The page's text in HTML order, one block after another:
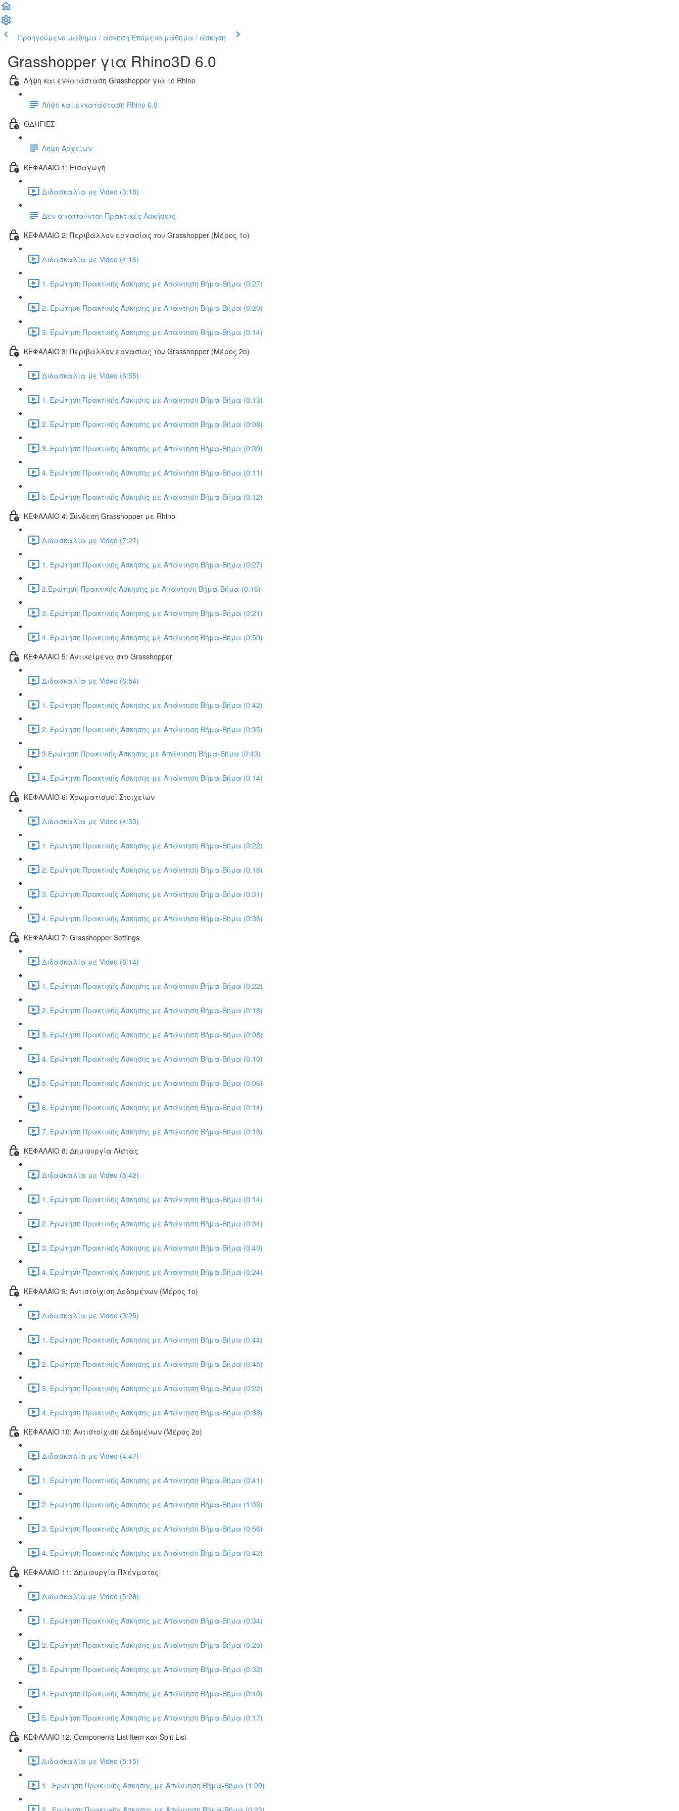
Προηγούμενο μάθημα / άσκηση Επόμενο μάθημα / άσκηση
Grasshopper για Rhino3D 6.0
Λήψη και εγκατάσταση Grasshopper για το Rhino
Λήψη και εγκατάσταση Rhino 6.0
ΟΔΗΓΙΕΣ
Λήψη Αρχείων
ΚΕΦΑΛΑΙΟ 1: Εισαγωγή
Διδασκαλία με Video (3:18)
Δεν απαιτούνται Πρακτικές Ασκήσεις
ΚΕΦΑΛΑΙΟ 2: Περιβάλλον εργασίας του Grasshopper (Μέρος 1ο)
Διδασκαλία με Video (4:16)
1. Ερώτηση Πρακτικής Άσκησης με Απάντηση Βήμα-Βήμα (0:27)
2. Ερώτηση Πρακτικής Άσκησης με Απάντηση Βήμα-Βήμα (0:20)
3. Ερώτηση Πρακτικής Άσκησης με Απάντηση Βήμα-Βήμα (0:14)
ΚΕΦΑΛΑΙΟ 3: Περιβάλλον εργασίας του Grasshopper (Μέρος 2ο)
Διδασκαλία με Video (6:55)
1. Ερώτηση Πρακτικής Άσκησης με Απάντηση Βήμα-Βήμα (0:13)
2. Ερώτηση Πρακτικής Άσκησης με Απάντηση Βήμα-Βήμα (0:08)
3. Ερώτηση Πρακτικής Άσκησης με Απάντηση Βήμα-Βήμα (0:30)
4. Ερώτηση Πρακτικής Άσκησης με Απάντηση Βήμα-Βήμα (0:11)
5. Ερώτηση Πρακτικής Άσκησης με Απάντηση Βήμα-Βήμα (0:12)
ΚΕΦΑΛΑΙΟ 4: Σύνδεση Grasshopper με Rhino
Διδασκαλία με Video (7:27)
1. Ερώτηση Πρακτικής Άσκησης με Απάντηση Βήμα-Βήμα (0:27)
2.Ερώτηση Πρακτικής Άσκησης με Απάντηση Βήμα-Βήμα (0:16)
3. Ερώτηση Πρακτικής Άσκησης με Απάντηση Βήμα-Βήμα (0:21)
4. Ερώτηση Πρακτικής Άσκησης με Απάντηση Βήμα-Βήμα (0:50)
ΚΕΦΑΛΑΙΟ 5: Αντικείμενα στο Grasshopper
Διδασκαλία με Video (6:54)
1. Ερώτηση Πρακτικής Άσκησης με Απάντηση Βήμα-Βήμα (0:42)
2. Ερώτηση Πρακτικής Άσκησης με Απάντηση Βήμα-Βήμα (0:35)
3.Ερώτηση Πρακτικής Άσκησης με Απάντηση Βήμα-Βήμα (0:43)
4. Ερώτηση Πρακτικής Άσκησης με Απάντηση Βήμα-Βήμα (0:14)
ΚΕΦΑΛΑΙΟ 6: Χρωματισμοί Στοιχείων
Διδασκαλία με Video (4:33)
1. Ερώτηση Πρακτικής Άσκησης με Απάντηση Βήμα-Βήμα (0:22)
2. Ερώτηση Πρακτικής Άσκησης με Απάντηση Βήμα-Βήμα (0:18)
3. Ερώτηση Πρακτικής Άσκησης με Απάντηση Βήμα-Βήμα (0:31)
4. Ερώτηση Πρακτικής Άσκησης με Απάντηση Βήμα-Βήμα (0:36)
ΚΕΦΑΛΑΙΟ 7: Grasshopper Settings
Διδασκαλία με Video (6:14)
1. Ερώτηση Πρακτικής Άσκησης με Απάντηση Βήμα-Βήμα (0:22)
2. Ερώτηση Πρακτικής Άσκησης με Απάντηση Βήμα-Βήμα (0:18)
3. Ερώτηση Πρακτικής Άσκησης με Απάντηση Βήμα-Βήμα (0:08)
4. Ερώτηση Πρακτικής Άσκησης με Απάντηση Βήμα-Βήμα (0:10)
5. Ερώτηση Πρακτικής Άσκησης με Απάντηση Βήμα-Βήμα (0:06)
6. Ερώτηση Πρακτικής Άσκησης με Απάντηση Βήμα-Βήμα (0:14)
7. Ερώτηση Πρακτικής Άσκησης με Απάντηση Βήμα-Βήμα (0:16)
ΚΕΦΑΛΑΙΟ 8: Δημιουργία Λίστας
Διδασκαλία με Video (5:42)
1. Ερώτηση Πρακτικής Άσκησης με Απάντηση Βήμα-Βήμα (0:14)
2. Ερώτηση Πρακτικής Άσκησης με Απάντηση Βήμα-Βήμα (0:34)
3. Ερώτηση Πρακτικής Άσκησης με Απάντηση Βήμα-Βήμα (0:40)
4. Ερώτηση Πρακτικής Άσκησης με Απάντηση Βήμα-Βήμα (0:24)
ΚΕΦΑΛΑΙΟ 9: Αντιστοίχιση Δεδομένων (Μέρος 1ο)
Διδασκαλία με Video (3:25)
1. Ερώτηση Πρακτικής Άσκησης με Απάντηση Βήμα-Βήμα (0:44)
2. Ερώτηση Πρακτικής Άσκησης με Απάντηση Βήμα-Βήμα (0:45)
3. Ερώτηση Πρακτικής Άσκησης με Απάντηση Βήμα-Βήμα (0:22)
4. Ερώτηση Πρακτικής Άσκησης με Απάντηση Βήμα-Βήμα (0:38)
ΚΕΦΑΛΑΙΟ 10: Αντιστοίχιση Δεδομένων (Μέρος 2ο)
Διδασκαλία με Video (4:47)
1. Ερώτηση Πρακτικής Άσκησης με Απάντηση Βήμα-Βήμα (0:41)
2. Ερώτηση Πρακτικής Άσκησης με Απάντηση Βήμα-Βήμα (1:03)
3. Ερώτηση Πρακτικής Άσκησης με Απάντηση Βήμα-Βήμα (0:56)
4. Ερώτηση Πρακτικής Άσκησης με Απάντηση Βήμα-Βήμα (0:42)
ΚΕΦΑΛΑΙΟ 11: Δημιουργία Πλέγματος
Διδασκαλία με Video (5:28)
1. Ερώτηση Πρακτικής Άσκησης με Απάντηση Βήμα-Βήμα (0:34)
2. Ερώτηση Πρακτικής Άσκησης με Απάντηση Βήμα-Βήμα (0:25)
3. Ερώτηση Πρακτικής Άσκησης με Απάντηση Βήμα-Βήμα (0:32)
4. Ερώτηση Πρακτικής Άσκησης με Απάντηση Βήμα-Βήμα (0:40)
5. Ερώτηση Πρακτικής Άσκησης με Απάντηση Βήμα-Βήμα (0:17)
ΚΕΦΑΛΑΙΟ 12: Components List Item και Split List
Διδασκαλία με Video (5:15)
1 . Ερώτηση Πρακτικής Άσκησης με Απάντηση Βήμα-Βήμα (1:09)